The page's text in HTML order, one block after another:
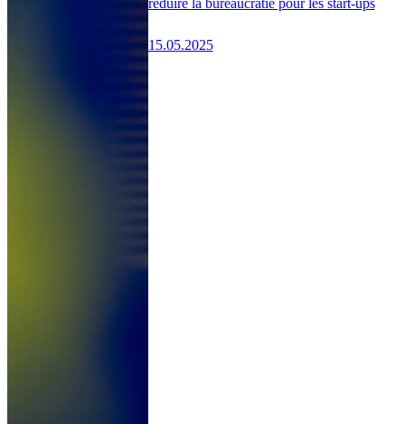
réduire la bureaucratie pour les start-ups
15.05.2025